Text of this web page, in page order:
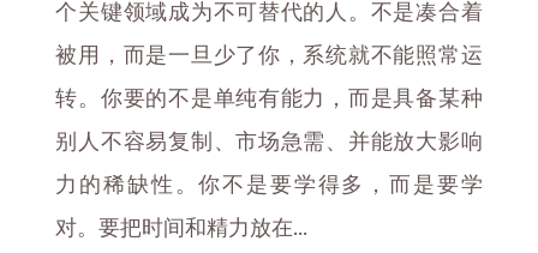
个关键领域成为不可替代的人。不是凑合着
被用，而是一旦少了你，系统就不能照常运
转。你要的不是单纯有能力，而是具备某种
别人不容易复制、市场急需、并能放大影响
力的稀缺性。你不是要学得多，而是要学
对。要把时间和精力放在...